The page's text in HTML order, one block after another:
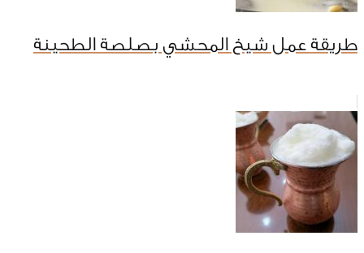
طريقة عمل شيخ المحشي بصلصة الطحينة